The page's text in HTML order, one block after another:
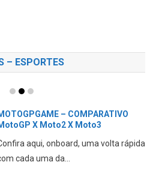
– ESPORTES
– COMPARATIVO
X Moto2 X Moto3
aqui, onboard, uma volta rápida
cada uma da...